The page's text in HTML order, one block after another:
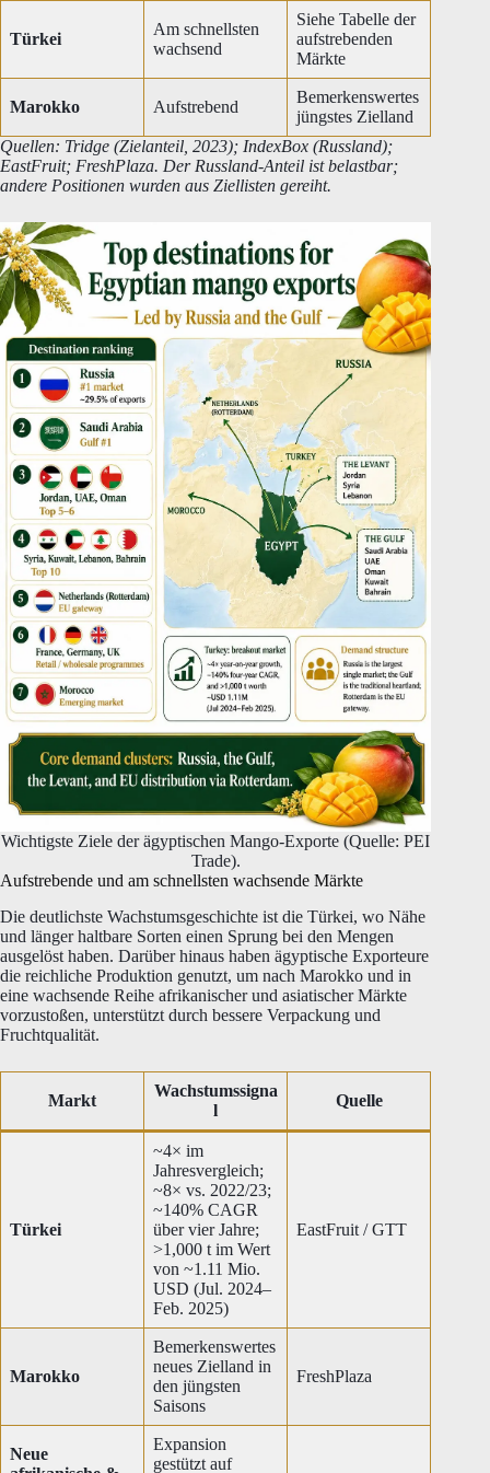
Türkei
Am schnellsten
wachsend
Siehe Tabelle der
aufstrebenden
Märkte
Marokko Aufstrebend
Bemerkenswertes
jüngstes Zielland
Quellen: Tridge (Zielanteil, 2023); IndexBox (Russland);
EastFruit; FreshPlaza. Der Russland-Anteil ist belastbar;
andere Positionen wurden aus Ziellisten gereiht.
Wichtigste Ziele der ägyptischen Mango-Exporte (Quelle: PEI
Trade).
Aufstrebende und am schnellsten wachsende Märkte
Die deutlichste Wachstumsgeschichte ist die Türkei, wo Nähe
und länger haltbare Sorten einen Sprung bei den Mengen
ausgelöst haben. Darüber hinaus haben ägyptische Exporteure
die reichliche Produktion genutzt, um nach Marokko und in
eine wachsende Reihe afrikanischer und asiatischer Märkte
vorzustoßen, unterstützt durch bessere Verpackung und
Fruchtqualität.
Markt
Wachstumssigna
l
Quelle
Türkei
~4× im
Jahresvergleich;
~8× vs. 2022/23;
~140% CAGR
über vier Jahre;
>1,000 t im Wert
von ~1.11 Mio.
USD (Jul. 2024–
Feb. 2025)
EastFruit / GTT
Marokko
Bemerkenswertes
neues Zielland in
den jüngsten
Saisons
FreshPlaza
Neue
Expansion
gestützt auf